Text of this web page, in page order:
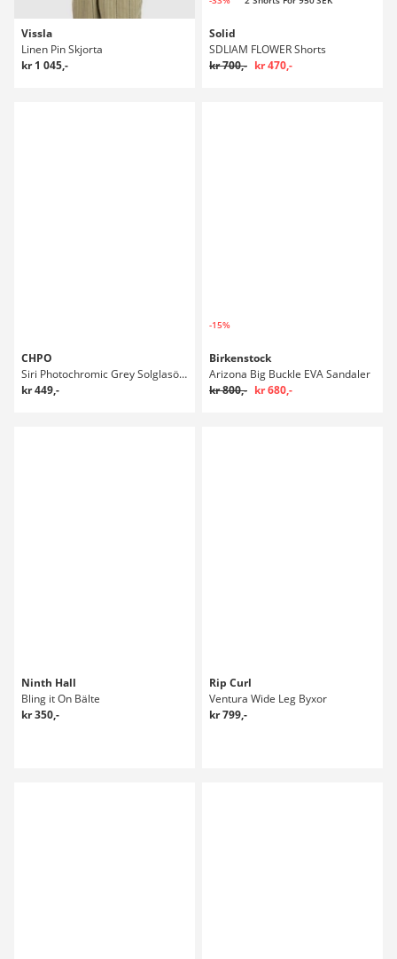
Vissla
Linen Pin Skjorta
kr 1 045,-
Solid
SDLIAM FLOWER Shorts
kr 700,- kr 470,-
CHPO
Siri Photochromic Grey Solglasögon
kr 449,-
-15%
Birkenstock
Arizona Big Buckle EVA Sandaler
kr 800,- kr 680,-
Ninth Hall
Bling it On Bälte
kr 350,-
Rip Curl
Ventura Wide Leg Byxor
kr 799,-